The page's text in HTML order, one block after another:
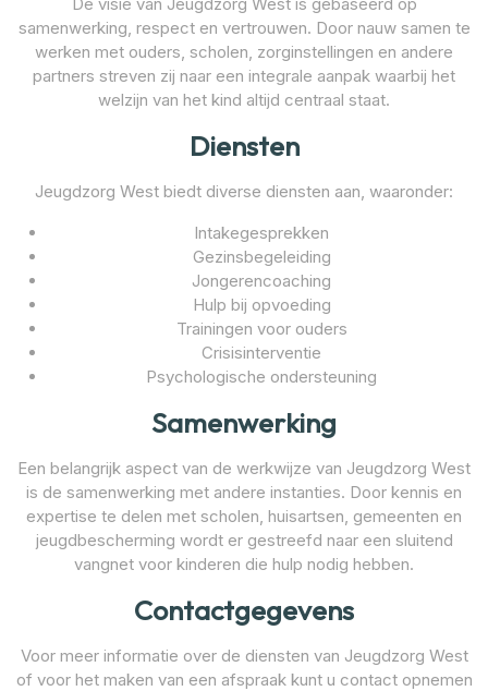
samenwerking, respect en vertrouwen. Door nauw samen te
werken met ouders, scholen, zorginstellingen en andere
partners streven zij naar een integrale aanpak waarbij het
welzijn van het kind altijd centraal staat.
Diensten
Jeugdzorg West biedt diverse diensten aan, waaronder:
Intakegesprekken
Gezinsbegeleiding
Jongerencoaching
Hulp bij opvoeding
Trainingen voor ouders
Crisisinterventie
Psychologische ondersteuning
Samenwerking
Een belangrijk aspect van de werkwijze van Jeugdzorg West
is de samenwerking met andere instanties. Door kennis en
expertise te delen met scholen, huisartsen, gemeenten en
jeugdbescherming wordt er gestreefd naar een sluitend
vangnet voor kinderen die hulp nodig hebben.
Contactgegevens
Voor meer informatie over de diensten van Jeugdzorg West
of voor het maken van een afspraak kunt u contact opnemen